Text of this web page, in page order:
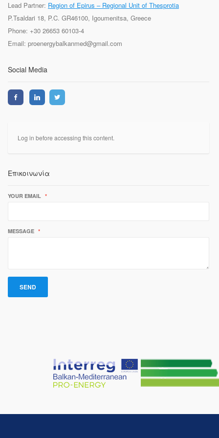
Lead Partner: Region of Epirus – Regional Unit of Thesprotia
P.Tsaldari 18, P.C. GR46100, Igoumenitsa, Greece
Phone: +30 26653 60103-4
Email: proenergybalkanmed@gmail.com
Social Media
Log in before accessing this content.
Επικοινωνία
YOUR EMAIL *
MESSAGE *